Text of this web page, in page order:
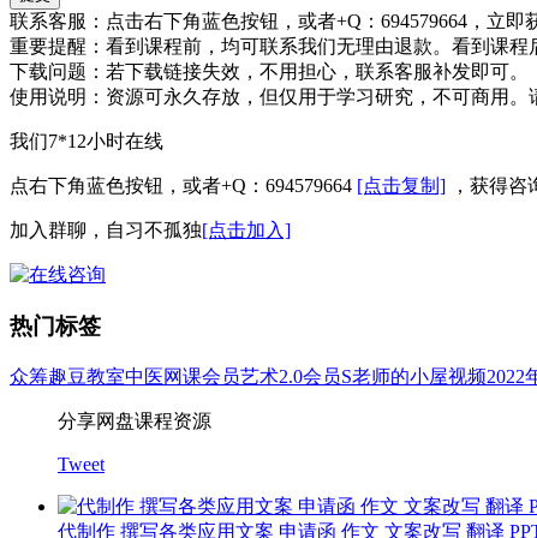
联系客服： 点击右下角蓝色按钮，或者+Q：694579664，立即
重要提醒： 看到课程前，均可联系我们无理由退款。看到课程
下载问题： 若下载链接失效，不用担心，联系客服补发即可。
使用说明： 资源可永久存放，但仅用于学习研究，不可商用。
我们7*12小时在线
点右下角蓝色按钮，或者+Q：694579664 [点击复制] ，获得咨
加入群聊，自习不孤独[点击加入]
热门标签
众筹趣豆教室中医网课会员艺术2.0会员S老师的小屋视频2022
分享网盘课程资源
Tweet
代制作 撰写各类应用文案 申请函 作文 文案改写 翻译